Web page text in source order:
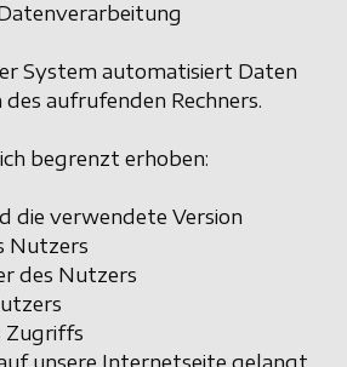
System automatisiert Daten
aufrufenden Rechners.
begrenzt erhoben:
die verwendete Version
Nutzers
des Nutzers
Zugriffs
unsere Internetseite gelangt